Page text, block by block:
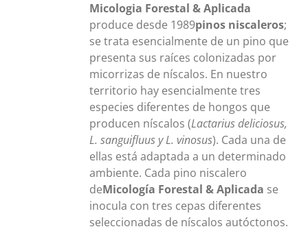
Micologia Forestal & Aplicada
produce desde 1989pinos niscaleros;
se trata esencialmente de un pino que
presenta sus raíces colonizadas por
micorrizas de níscalos. En nuestro
territorio hay esencialmente tres
especies diferentes de hongos que
producen níscalos (Lactarius deliciosus,
L. sanguifluus y L. vinosus). Cada una de
ellas está adaptada a un determinado
ambiente. Cada pino niscalero
deMicología Forestal & Aplicada se
inocula con tres cepas diferentes
seleccionadas de níscalos autóctonos.